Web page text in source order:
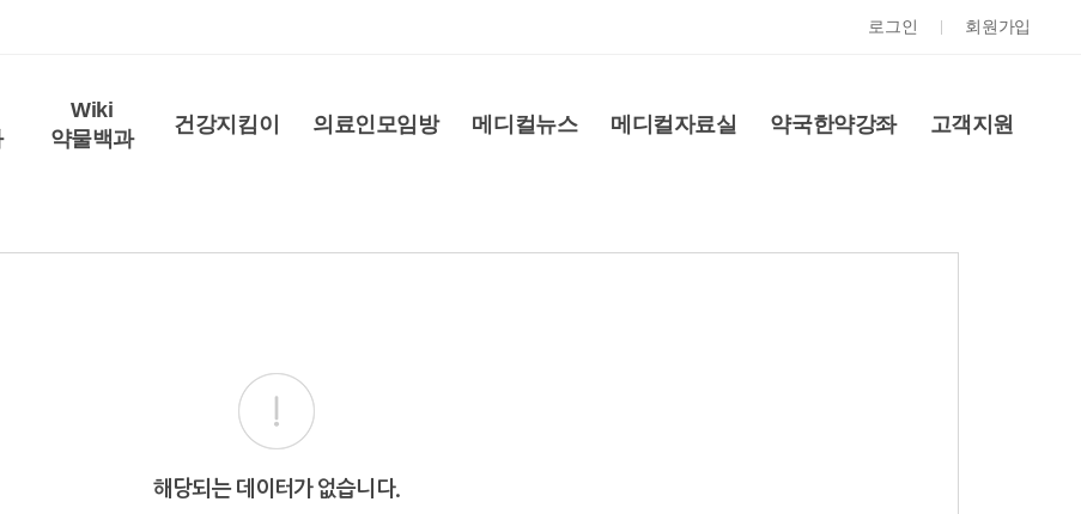
로그인 회원가입
Wiki
약물백과
건강지킴이 의료인모임방 메디컬뉴스 메디컬자료실 약국한약강좌 고객지원
해당되는 데이터가 없습니다.